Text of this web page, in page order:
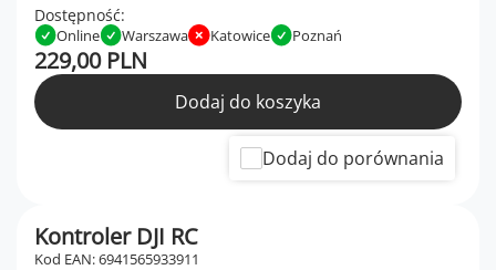
Dostępność:
Online Warszawa Katowice Poznań
229,00 PLN
Dodaj do koszyka
Dodaj do porównania
Kontroler DJI RC
Kod EAN: 6941565933911